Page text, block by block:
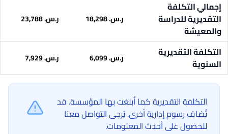
إجمالي التكلفة
التقديرية للدراسة
والمعيشة
ر.س.‏ 18,298 ر.س.‏ 23,788
التكلفة التقديرية
السنوية
ر.س.‏ 6,099 ر.س.‏ 7,929
التكلفة التقديرية كما أبلغت بها المؤسسة. قد
تُضاف رسوم إدارية أخرى. يُرجى التواصل معنا
للحصول على أحدث المعلومات.